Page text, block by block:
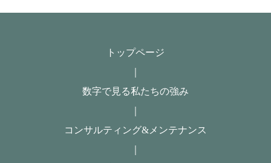
トップページ
数字で見る私たちの強み
コンサルティング&メンテナンス